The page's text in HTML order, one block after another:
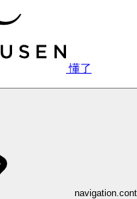
懂了